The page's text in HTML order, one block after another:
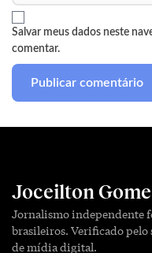
Salvar meus dados neste
comentar.
Joceilton
Jornalismo independente
brasileiros. Verificado pelo
de mídia digital.